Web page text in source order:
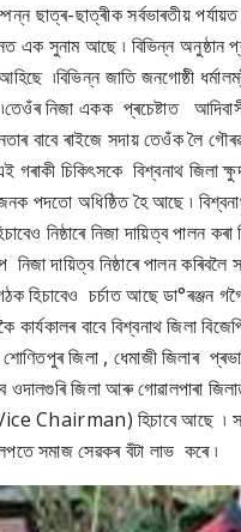
ছাত্ৰ-ছাত্ৰীক সৰ্বভাৰতীয়
এক সুনাম আছে ৷ বিভিন্ন অনুষ্ঠান
৷বিভিন্ন জাতি জনগোষ্ঠী
নিজা একক প্ৰচেষ্টাত
বাবে ৰাইজে সদায় তেওঁক লৈ
চিকিৎসকে বিশ্বনাথ জিলা
পদতো অধিষ্ঠিত হৈ আছে ৷
নিষ্ঠাৰে নিজা দায়িত্ব পালন
নিজা দায়িত্ব নিষ্ঠাৰে পালন
হিচাবেও চৰ্চাত আছে ডা°ৰঞ্জন
কাৰ্যকালৰ বাবে বিশ্বনাথ জিলা
শোণিতপুৰ জিলা , ধেমাজী জিলাৰ
জিলা আৰু গোৱালপাৰা
Chairman) হিচাবে আছে ৷
সমাজ সেৱকৰ বঁটা লাভ কৰে ৷